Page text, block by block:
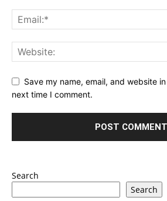
Save my name, email, and website
next time I comment.
Search
Search